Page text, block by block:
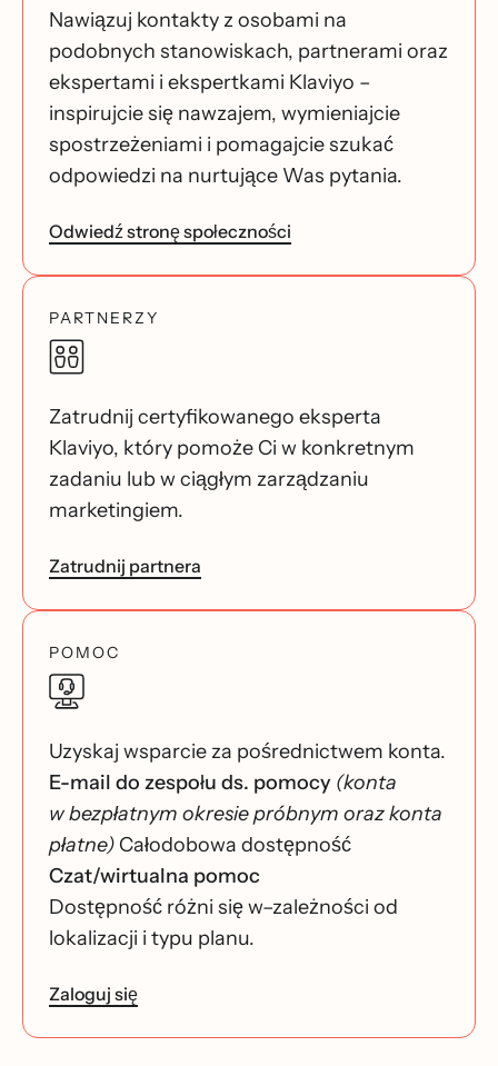
Nawiązuj kontakty z osobami na
podobnych stanowiskach, partnerami oraz
ekspertami i ekspertkami Klaviyo –
inspirujcie się nawzajem, wymieniajcie
spostrzeżeniami i pomagajcie szukać
odpowiedzi na nurtujące Was pytania.
Odwiedź stronę społeczności
PARTNERZY
Zatrudnij certyfikowanego eksperta
Klaviyo, który pomoże Ci w konkretnym
zadaniu lub w ciągłym zarządzaniu
marketingiem.
Zatrudnij partnera
POMOC
Uzyskaj wsparcie za pośrednictwem konta.
E-mail do zespołu ds. pomocy (konta
w bezpłatnym okresie próbnym oraz konta
płatne) Całodobowa dostępność
Czat/wirtualna pomoc
Dostępność różni się w–zależności od
lokalizacji i typu planu.
Zaloguj się